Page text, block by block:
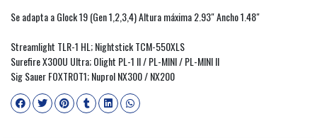
Se adapta a Glock 19 (Gen 1,2,3,4) Altura máxima 2.93" Ancho 1.48"
Streamlight TLR-1 HL; Nightstick TCM-550XLS
Surefire X300U Ultra; Olight PL-1 II / PL-MINI / PL-MINI II
Sig Sauer FOXTROT1; Nuprol NX300 / NX200